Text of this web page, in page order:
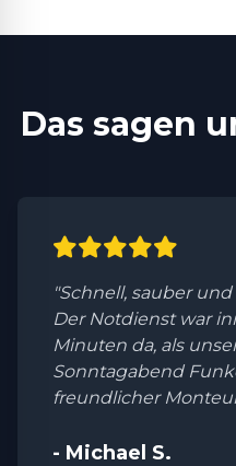
Das sagen
"Schnell, sauber
Der Notdienst war
Minuten da, als
Sonntagabend
freundlicher
- Michael S.